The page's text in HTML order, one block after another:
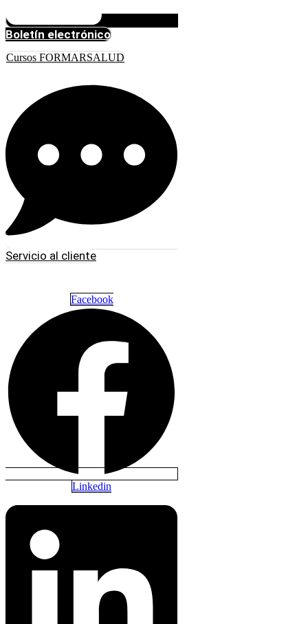
Boletín electrónico
Cursos FORMARSALUD
Servicio al cliente
Facebook
Linkedin